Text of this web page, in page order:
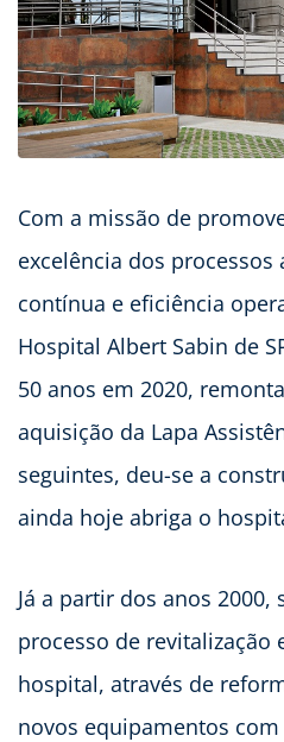
Com a missão de
excelência dos
contínua e eficiência
Hospital Albert Sabin de
50 anos em 2020,
aquisição da Lapa
seguintes, deu-se a
ainda hoje abriga o
Já a partir dos anos
processo de revitalização
hospital, através de
novos equipamentos